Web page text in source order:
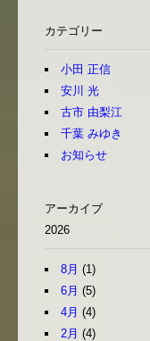
カテゴリー
小田 正信
安川 光
古市 由梨江
千葉 みゆき
お知らせ
アーカイブ
2026
8月 (1)
6月 (5)
4月 (4)
2月 (4)